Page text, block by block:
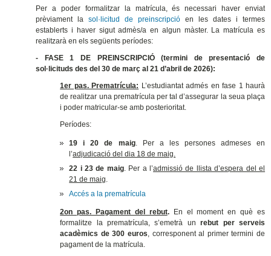
Per a poder formalitzar la matrícula, és necessari haver enviat
prèviament lasol·licitud de preinscripció en les dates i termes
establerts i haver sigut admès/a en algun màster. La matrícula es
realitzarà en els següents períodes:
- FASE 1 DE PREINSCRIPCIÓ (termini de presentació de
sol·licituds des del 30 de març al 21 d’abril de 2026):
1er pas. Prematrícula: L’estudiantat admés en fase 1 haurà
de realitzar una prematrícula per tal d’assegurar la seua plaça
i poder matricular-se amb posterioritat.
Períodes:
19 i 20 de maig. Per a les persones admeses en
l’adjudicació del dia 18 de maig.
22 i 23 de maig. Per a l’admissió de llista d’espera del el
21 de maig.
Accés a la prematrícula
2on pas. Pagament del rebut.En el moment en què es
formalitze la prematrícula,s’emetrà un rebut per serveis
acadèmics de 300 euros, corresponent al primer termini de
pagament de la matrícula.